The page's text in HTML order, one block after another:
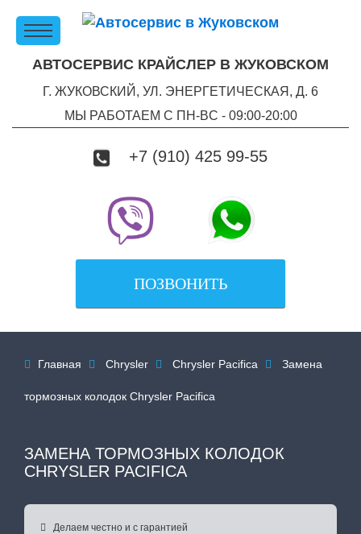
АВТОСЕРВИС КРАЙСЛЕР В ЖУКОВСКОМ
Г. ЖУКОВСКИЙ, УЛ. ЭНЕРГЕТИЧЕСКАЯ, Д. 6
МЫ РАБОТАЕМ С ПН-ВC - 09:00-20:00
+7 (910) 425 99-55
ПОЗВОНИТЬ
 Главная  Chrysler  Chrysler Pacifica  Замена
тормозных колодок Chrysler Pacifica
ЗАМЕНА ТОРМОЗНЫХ КОЛОДОК
CHRYSLER PACIFICA
 Делаем честно и с гарантией